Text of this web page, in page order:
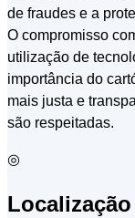
de fraudes e a
O compromisso
utilização de
importância do
mais justa e
são respeitadas.
◎